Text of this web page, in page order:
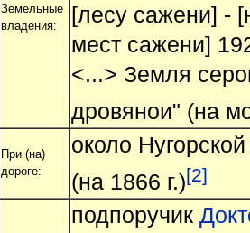
Земельные
владения:
[лесу сажени] -
мест сажени]
<...> Земля
дровянои" (на
При (на)
дороге:
около
(на 1866 г.)[2]
подпоручик